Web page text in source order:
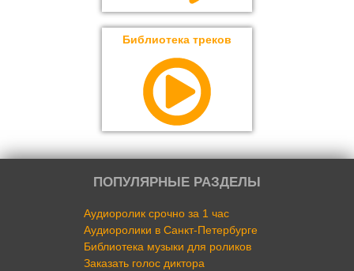
Библиотека треков
ПОПУЛЯРНЫЕ РАЗДЕЛЫ
Аудиоролик срочно за 1 час
Аудиоролики в Санкт-Петербурге
Библиотека музыки для роликов
Заказать голос диктора